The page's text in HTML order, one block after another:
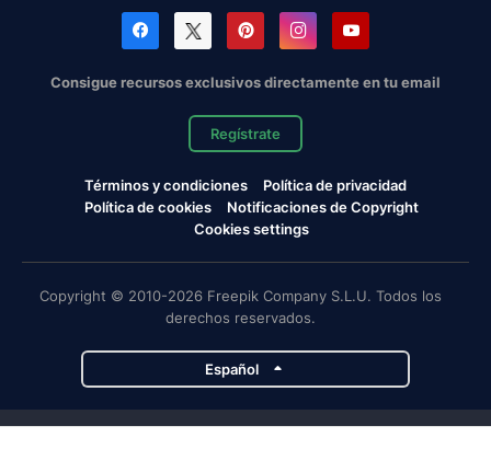
Consigue recursos exclusivos directamente en tu email
Regístrate
Términos y condiciones
Política de privacidad
Política de cookies
Notificaciones de Copyright
Cookies settings
Copyright © 2010-2026 Freepik Company S.L.U. Todos los
derechos reservados.
Español